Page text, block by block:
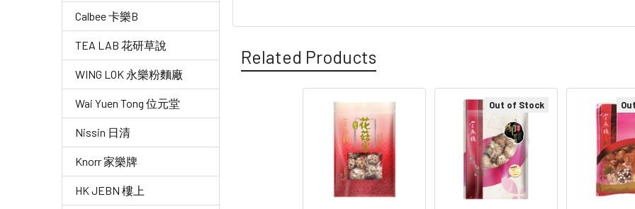
Calbee 卡樂B
TEA LAB 花研草說
WING LOK 永樂粉麵廠
Wai Yuen Tong 位元堂
Nissin 日清
Knorr 家樂牌
HK JEBN 樓上
Related Products
Out of Stock